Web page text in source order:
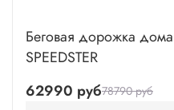
Беговая дорожка
SPEEDSTER
62990 руб78790 руб